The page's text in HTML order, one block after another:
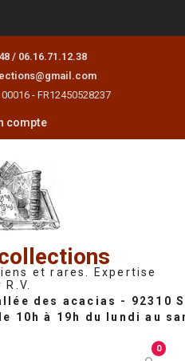
/ 06.16.71.12.38
- FR12450528237
compte
et rares. Expertise
R.V.
0